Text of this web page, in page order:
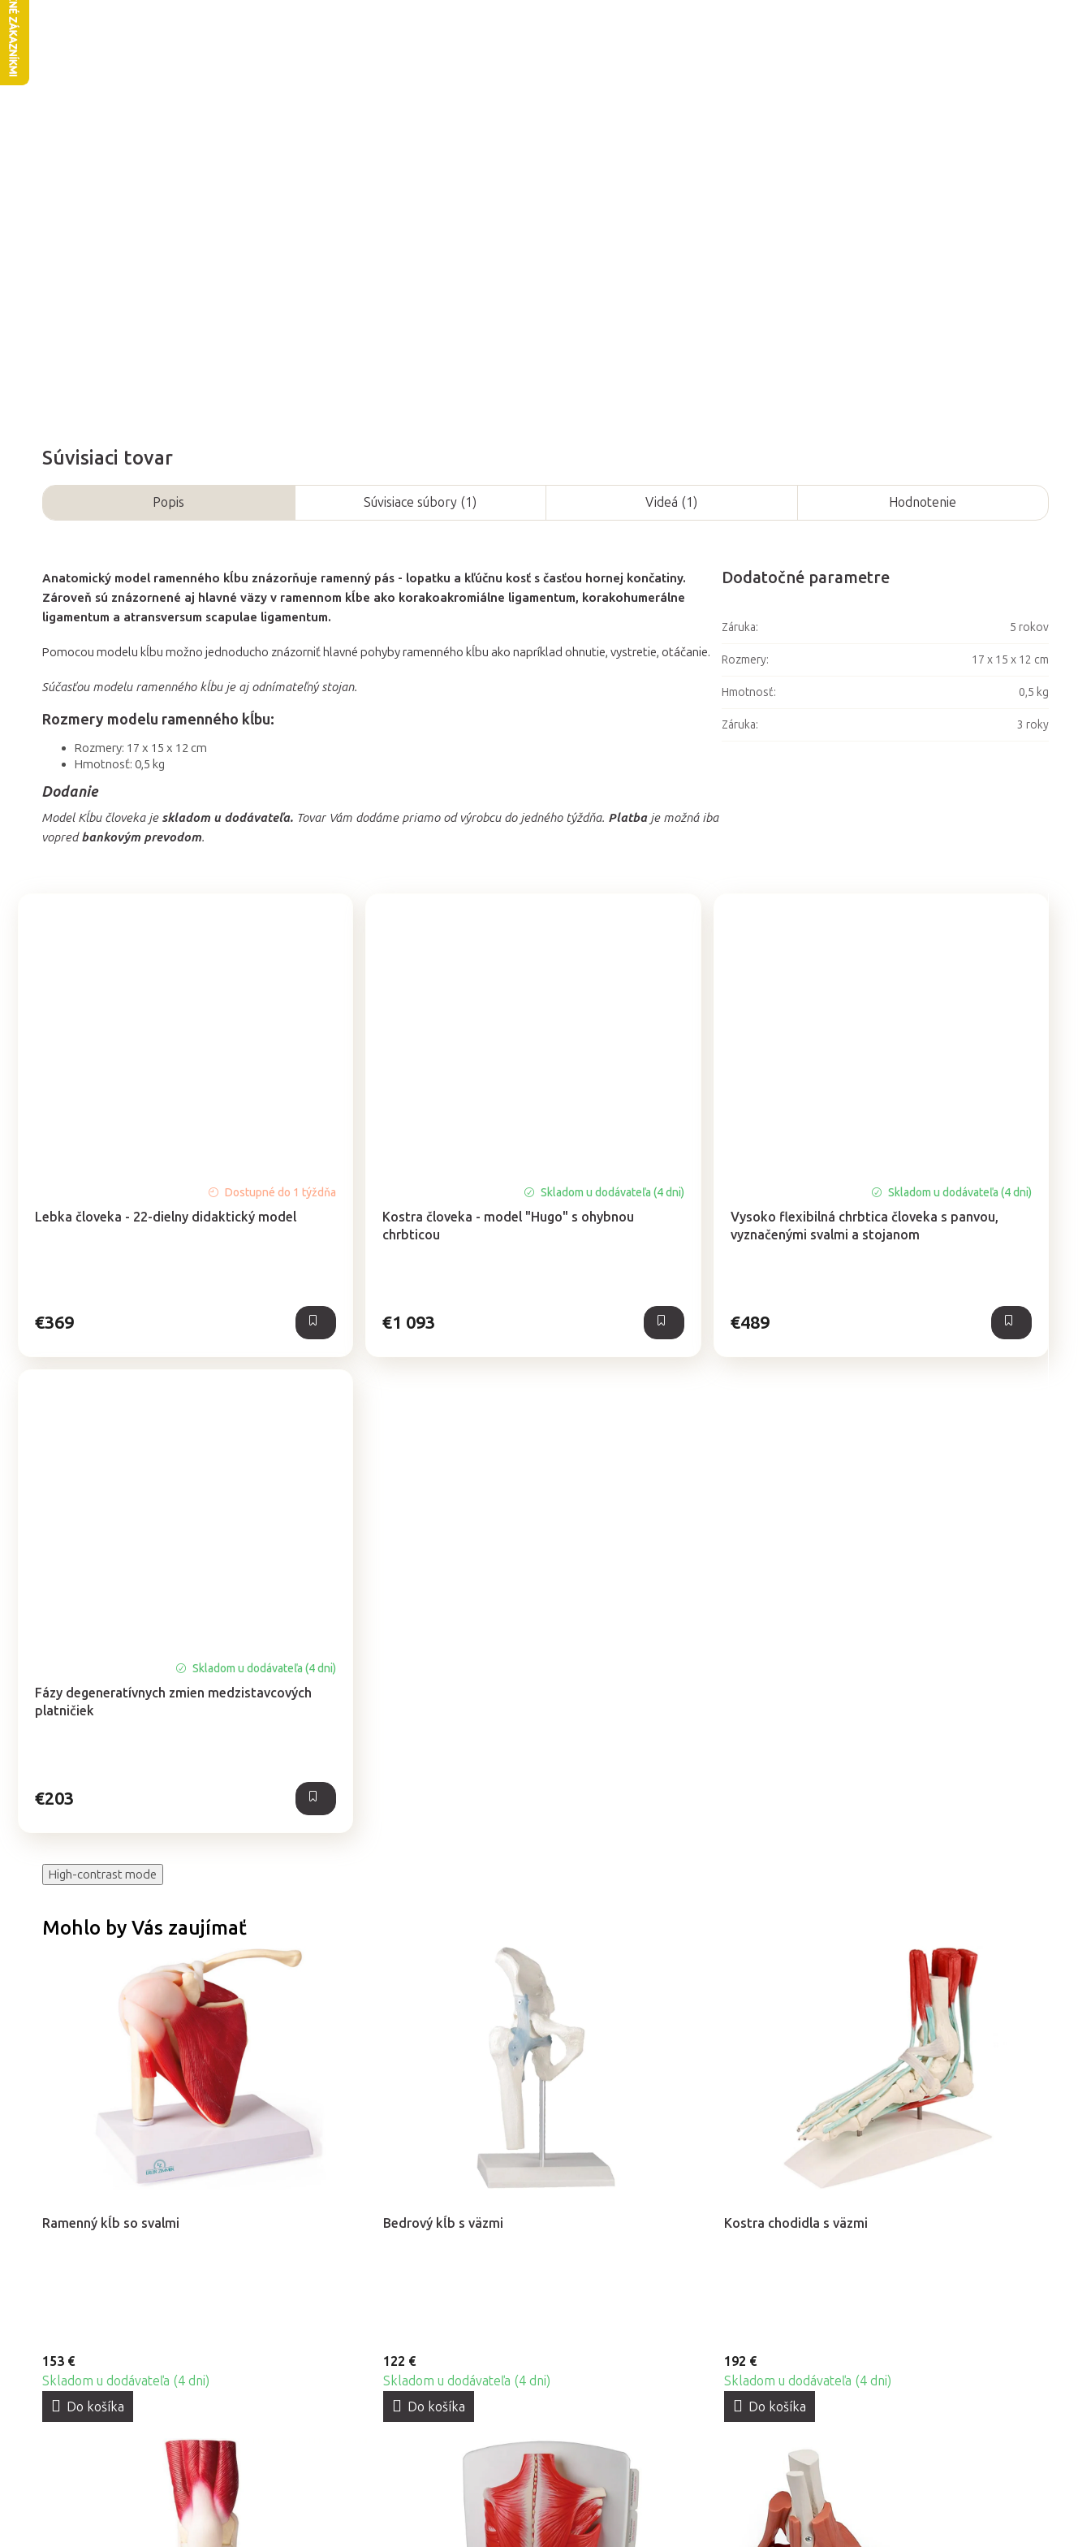
Súvisiaci tovar
Lebka človeka - 22-dielny didaktický model
hodnotenie
produktu
Dostupné do 1 týždňa
€369
Kostra človeka - model "Hugo" s ohybnou
chrbticou
Skladom u dodávateľa (4 dni)
€1 093
Vysoko flexibilná chrbtica človeka s panvou,
vyznačenými svalmi a stojanom
Skladom u dodávateľa (4 dni)
€489
Fázy degeneratívnych zmien medzistavcových
platničiek
hodnotenie
produktu
je
Skladom u dodávateľa (4 dni)
€203
Popis Súvisiace súbory (1) Videá (1) Hodnotenie
Anatomický model ramenného kĺbu znázorňuje ramenný pás - lopatku a kľúčnu kosť s časťou hornej končatiny.
Zároveň sú znázornené aj hlavné väzy v ramennom kĺbe ako korakoakromiálne ligamentum, korakohumerálne
ligamentum a atransversum scapulae ligamentum.
Pomocou modelu kĺbu možno jednoducho znázorniť hlavné pohyby ramenného kĺbu ako napríklad ohnutie, vystretie, otáčanie.
Súčasťou modelu ramenného kĺbu je aj odnímateľný stojan.
Rozmery modelu ramenného kĺbu:
Rozmery: 17 x 15 x 12 cm
Hmotnosť: 0,5 kg
Dodanie
Model Kĺbu človeka je skladom u dodávateľa. Tovar Vám dodáme priamo od výrobcu do jedného týždňa. Platba je možná iba
vopredbankovým prevodom.
Dodatočné parametre
Záruka: 5 rokov
Rozmery: 17 x 15 x 12 cm
Hmotnosť: 0,5 kg
Záruka: 3 roky
High-contrast mode
Mohlo by Vás zaujímať
Ramenný kĺb so svalmi
153 €
Skladom u dodávateľa (4 dni)
Do košíka
Bedrový kĺb s väzmi
122 €
Skladom u dodávateľa (4 dni)
Do košíka
Kostra chodidla s väzmi
192 €
Skladom u dodávateľa (4 dni)
Do košíka